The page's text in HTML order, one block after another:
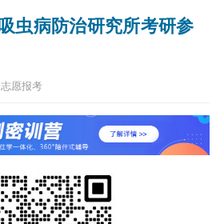
虫病防治研究所考研参
志愿报考